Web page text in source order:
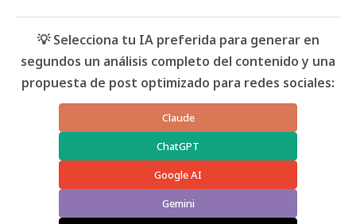
💡 Selecciona tu IA preferida para generar en
segundos un análisis completo del contenido y una
propuesta de post optimizado para redes sociales:
Claude
ChatGPT
Google AI
Gemini